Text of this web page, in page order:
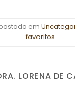
em
favoritos.
LORENA DE